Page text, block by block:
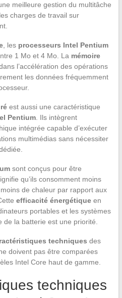
meilleure gestion du multitâche
charges de travail sur
, les processeurs Intel Pentium
1 Mo et 4 Mo. La mémoire
l’accélération des opérations
les données fréquemment
est aussi une caractéristique
Pentium. Ils intègrent
intégrée capable d’exécuter
multimédias sans nécessiter
sont conçus pour être
qu’ils consomment moins
de chaleur par rapport aux
efficacité énergétiqueen
portables et les systèmes
de la batterie est une priorité.
techniques des
doivent pas être comparées
Intel Core haut de gamme.
techniques